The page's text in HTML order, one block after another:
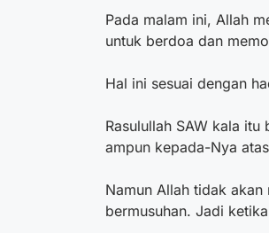
Pada malam ini, Allah
untuk berdoa dan
Hal ini sesuai dengan
Rasulullah SAW kala
ampun kepada-Nya
Namun Allah tidak
bermusuhan. Jadi